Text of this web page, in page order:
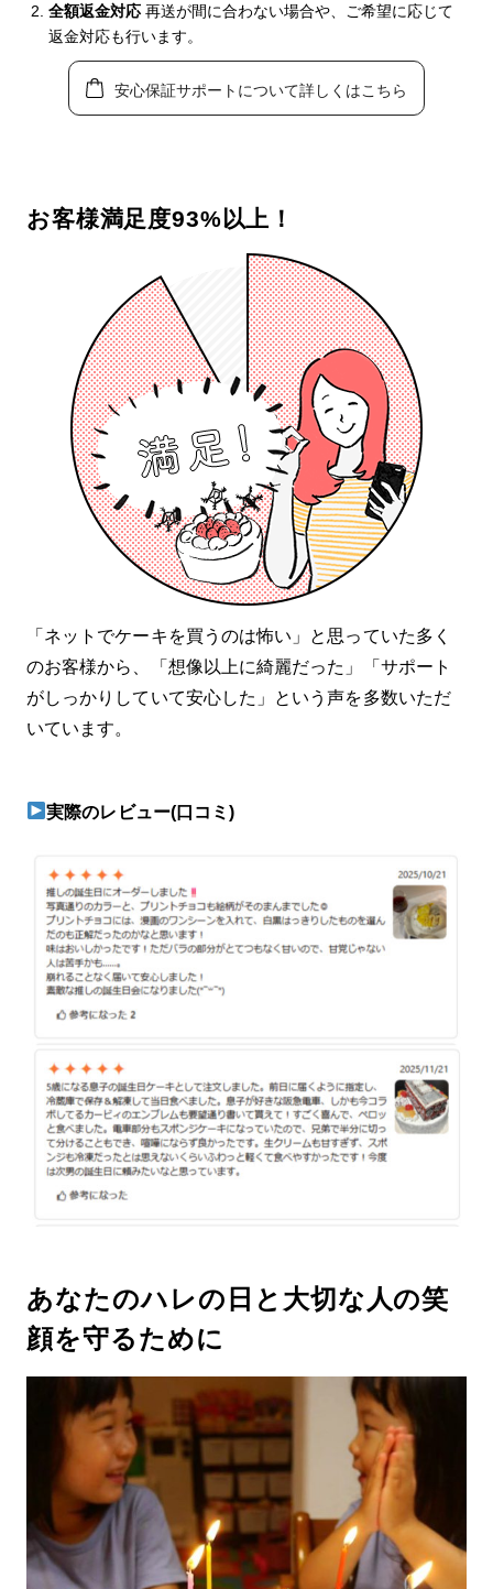
全額返金対応 再送が間に合わない場合や、ご希望に応じて
返金対応も行います。
安心保証サポートについて詳しくはこちら
お客様満足度93%以上！
「ネットでケーキを買うのは怖い」と思っていた多く
のお客様から、「想像以上に綺麗だった」「サポート
がしっかりしていて安心した」という声を多数いただ
いています。
実際のレビュー(口コミ)
あなたのハレの日と大切な人の笑
顔を守るために